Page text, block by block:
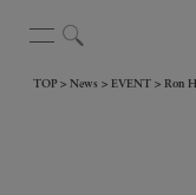
TOP News EVENT Ron